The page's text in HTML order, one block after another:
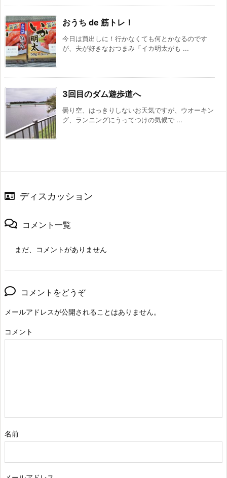
おうち de 筋トレ！
今日は買出しに！行かなくても何とかなるのです
が、夫が好きなおつまみ「イカ明太がも ...
3回目のダム遊歩道へ
曇り空、はっきりしないお天気ですが、ウオーキン
グ、ランニングにうってつけの気候で ...
ディスカッション
コメント一覧
まだ、コメントがありません
コメントをどうぞ
メールアドレスが公開されることはありません。
コメント
名前